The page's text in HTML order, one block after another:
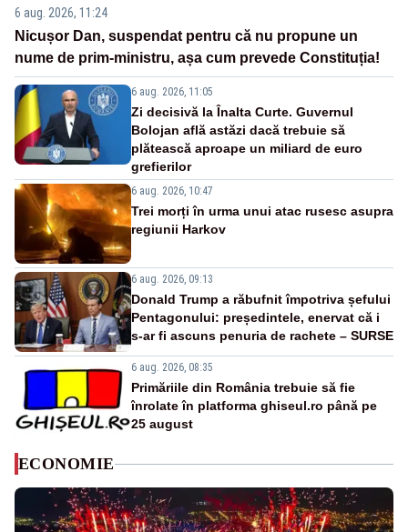
6 aug. 2026, 11:24
Nicușor Dan, suspendat pentru că nu propune un
nume de prim-ministru, așa cum prevede Constituția!
6 aug. 2026, 11:05
Zi decisivă la Înalta Curte. Guvernul
Bolojan află astăzi dacă trebuie să
plătească aproape un miliard de euro
grefierilor
6 aug. 2026, 10:47
Trei morți în urma unui atac rusesc asupra
regiunii Harkov
6 aug. 2026, 09:13
Donald Trump a răbufnit împotriva șefului
Pentagonului: președintele, enervat că i
s-ar fi ascuns penuria de rachete – SURSE
6 aug. 2026, 08:35
Primăriile din România trebuie să fie
înrolate în platforma ghiseul.ro până pe
25 august
ECONOMIE